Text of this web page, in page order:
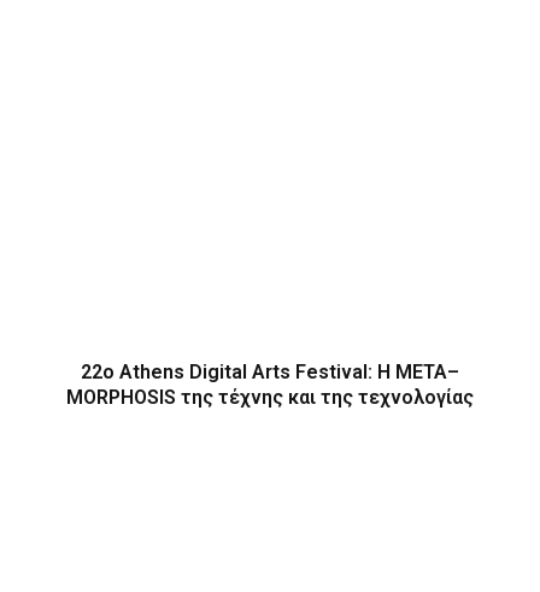
22ο Athens Digital Arts Festival: Η ΜΕΤΑ–
MORPHOSIS της τέχνης και της τεχνολογίας